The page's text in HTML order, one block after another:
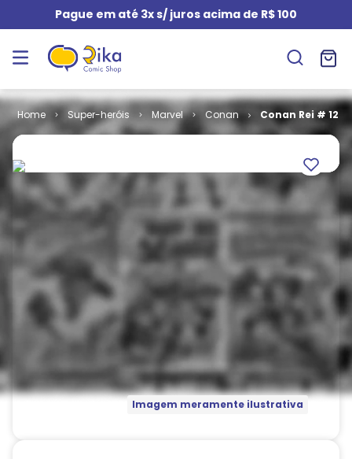
Pague em até 3x s/ juros acima de R$ 100
Super-heróis Marvel Conan Conan Rei # 12
Imagem meramente ilustrativa